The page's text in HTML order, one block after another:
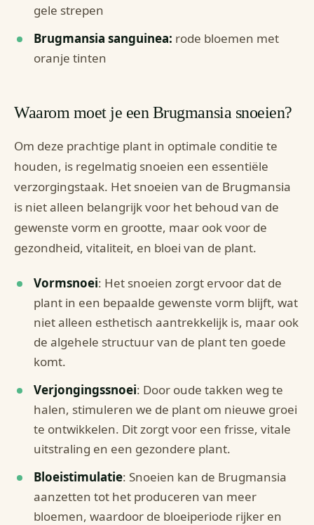
gele strepen
Brugmansia sanguinea: rode bloemen met
oranje tinten
Waarom moet je een Brugmansia snoeien?
Om deze prachtige plant in optimale conditie te
houden, is regelmatig snoeien een essentiële
verzorgingstaak. Het snoeien van de Brugmansia
is niet alleen belangrijk voor het behoud van de
gewenste vorm en grootte, maar ook voor de
gezondheid, vitaliteit, en bloei van de plant.
Vormsnoei: Het snoeien zorgt ervoor dat de
plant in een bepaalde gewenste vorm blijft, wat
niet alleen esthetisch aantrekkelijk is, maar ook
de algehele structuur van de plant ten goede
komt.
Verjongingssnoei: Door oude takken weg te
halen, stimuleren we de plant om nieuwe groei
te ontwikkelen. Dit zorgt voor een frisse, vitale
uitstraling en een gezondere plant.
Bloeistimulatie: Snoeien kan de Brugmansia
aanzetten tot het produceren van meer
bloemen, waardoor de bloeiperiode rijker en